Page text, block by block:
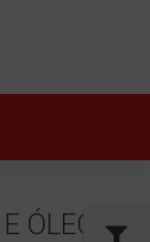
ÓLEOS